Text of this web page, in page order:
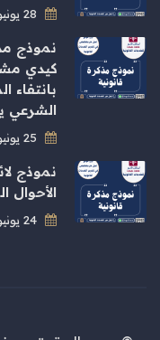
نموذج
كيدي
بانتفاء
الشرعي
نموذج